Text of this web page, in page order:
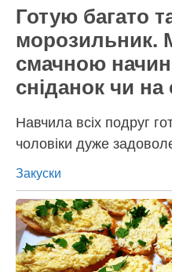
Готую багато
морозильник.
смачною
сніданок чи на
Навчила всіх подруг
чоловіки дуже
Категорії
Закуски